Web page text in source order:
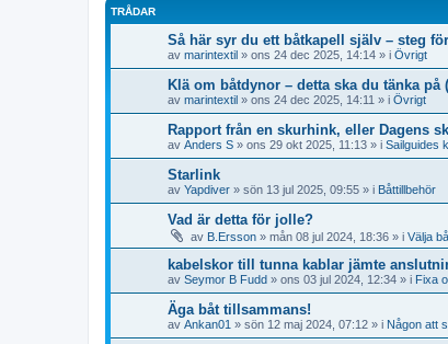
TRÅDAR
Så här syr du ett båtkapell själv – steg
av marintextil » ons 24 dec 2025, 14:14 » i Övrigt
Klä om båtdynor – detta ska du tänka
av marintextil » ons 24 dec 2025, 14:11 » i Övrigt
Rapport från en skurhink, eller Dagens
av Anders S » ons 29 okt 2025, 11:13 » i Sailguides
Starlink
av Yapdiver » sön 13 jul 2025, 09:55 » i Båttillbehör
Vad är detta för jolle?
av B.Ersson » mån 08 jul 2024, 18:36 » i Välja
kabelskor till tunna kablar jämte
av Seymor B Fudd » ons 03 jul 2024, 12:34 » i Fixa
Äga båt tillsammans!
av Ankan01 » sön 12 maj 2024, 07:12 » i Någon att